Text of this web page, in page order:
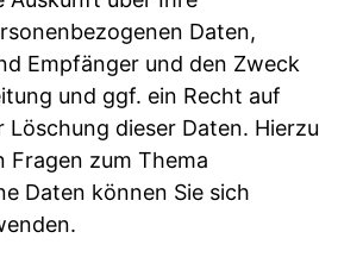
Daten,
Empfänger und den Zweck
und ggf. ein Recht auf
dieser Daten. Hierzu
Fragen zum Thema
Daten können Sie sich